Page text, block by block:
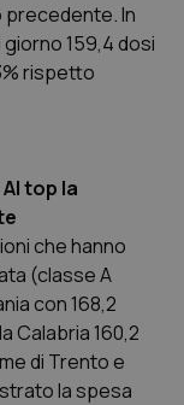
Ulcerosa
precedente. In
159,4 dosi
rispetto
top la
che hanno
(classe A
con 168,2
Calabria 160,2
di Trento e
la spesa